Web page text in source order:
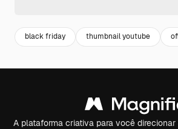
black friday thumbnail youtube
A plataforma criativa para você